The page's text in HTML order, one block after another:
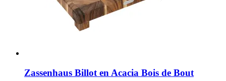
Zassenhaus Billot en Acacia Bois de Bout